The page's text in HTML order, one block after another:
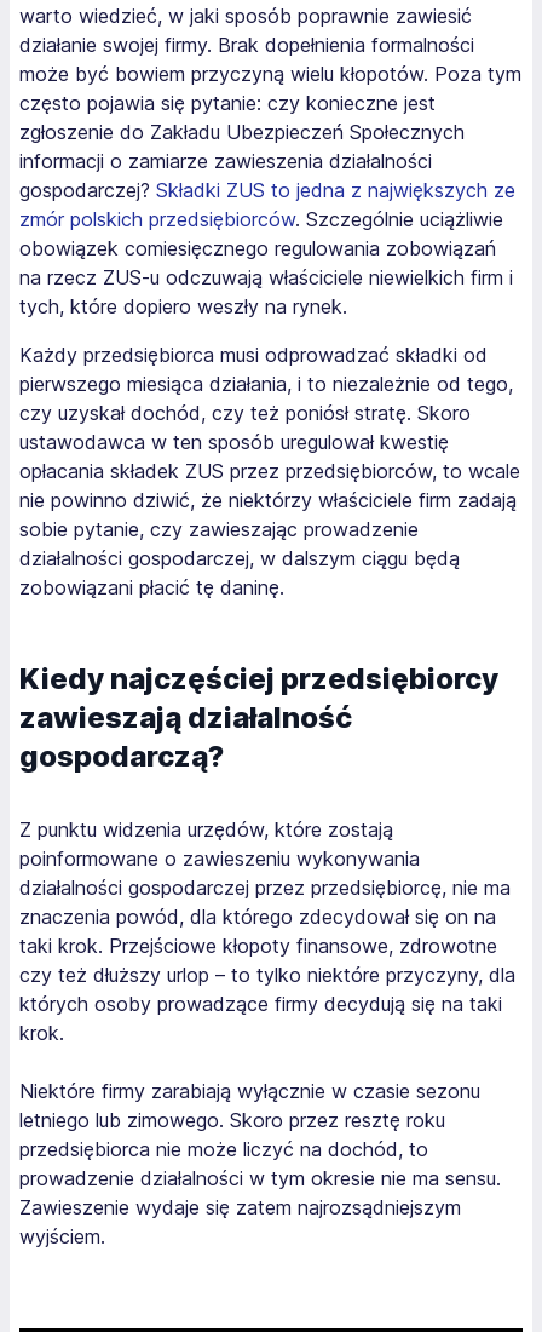
warto wiedzieć, w jaki sposób poprawnie zawiesić
działanie swojej firmy. Brak dopełnienia formalności
może być bowiem przyczyną wielu kłopotów. Poza tym
często pojawia się pytanie: czy konieczne jest
zgłoszenie do Zakładu Ubezpieczeń Społecznych
informacji o zamiarze zawieszenia działalności
gospodarczej? Składki ZUS to jedna z największych ze
zmór polskich przedsiębiorców. Szczególnie uciążliwie
obowiązek comiesięcznego regulowania zobowiązań
na rzecz ZUS-u odczuwają właściciele niewielkich firm i
tych, które dopiero weszły na rynek.
Każdy przedsiębiorca musi odprowadzać składki od
pierwszego miesiąca działania, i to niezależnie od tego,
czy uzyskał dochód, czy też poniósł stratę. Skoro
ustawodawca w ten sposób uregulował kwestię
opłacania składek ZUS przez przedsiębiorców, to wcale
nie powinno dziwić, że niektórzy właściciele firm zadają
sobie pytanie, czy zawieszając prowadzenie
działalności gospodarczej, w dalszym ciągu będą
zobowiązani płacić tę daninę.
Kiedy najczęściej przedsiębiorcy
zawieszają działalność
gospodarczą?
Z punktu widzenia urzędów, które zostają
poinformowane o zawieszeniu wykonywania
działalności gospodarczej przez przedsiębiorcę, nie ma
znaczenia powód, dla którego zdecydował się on na
taki krok. Przejściowe kłopoty finansowe, zdrowotne
czy też dłuższy urlop – to tylko niektóre przyczyny, dla
których osoby prowadzące firmy decydują się na taki
krok.
Niektóre firmy zarabiają wyłącznie w czasie sezonu
letniego lub zimowego. Skoro przez resztę roku
przedsiębiorca nie może liczyć na dochód, to
prowadzenie działalności w tym okresie nie ma sensu.
Zawieszenie wydaje się zatem najrozsądniejszym
wyjściem.